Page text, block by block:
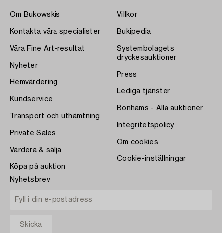
Om Bukowskis
Kontakta våra specialister
Våra Fine Art-resultat
Nyheter
Hemvärdering
Kundservice
Transport och uthämtning
Private Sales
Värdera & sälja
Köpa på auktion
Villkor
Bukipedia
Systembolagets
dryckesauktioner
Press
Lediga tjänster
Bonhams - Alla auktioner
Integritetspolicy
Om cookies
Cookie-inställningar
Nyhetsbrev